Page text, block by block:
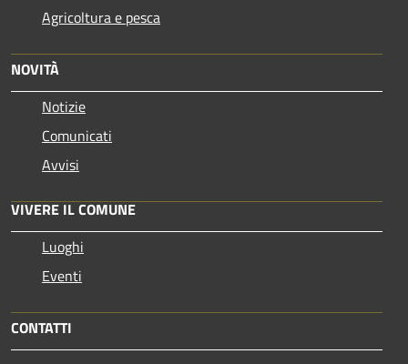
Agricoltura e pesca
NOVITÀ
Notizie
Comunicati
Avvisi
VIVERE IL COMUNE
Luoghi
Eventi
CONTATTI